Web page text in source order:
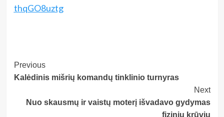
thqGO8uztg
Post
Navigation
Previous
Kalėdinis mišrių komandų tinklinio turnyras
Next
Nuo skausmų ir vaistų moterį išvadavo gydymas
fiziniu krūviu